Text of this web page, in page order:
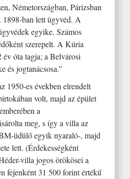
Németországban, Párizsban
1898-ban lett ügyvéd. A
egyike. Számos
szerepelt. A Kúria
év óta tagja; a Belvárosi
és jogtanácsosa.”
1950-es években elrendelt
volt, majd az épület
a
meg, s így a villa az
üdülő egyik nyaraló-, majd
lett. (Érdekességként
villa jogos örökösei a
fejenként 31 500 forint értékű